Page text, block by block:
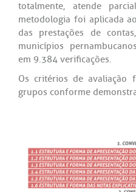
totalmente, atende
metodologia foi aplicada
das prestações de
municípios
em 9.384 verificações.
Os critérios de avaliação
grupos conforme